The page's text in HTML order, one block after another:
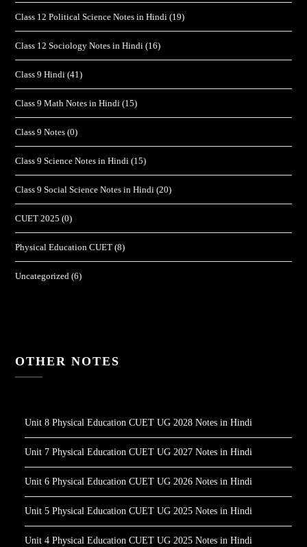
Class 12 Political Science Notes in Hindi (19)
Class 12 Sociology Notes in Hindi (16)
Class 9 Hindi (41)
Class 9 Math Notes in Hindi (15)
Class 9 Notes (0)
Class 9 Science Notes in Hindi (15)
Class 9 Social Science Notes in Hindi (20)
CUET 2025 (0)
Physical Education CUET (8)
Uncategorized (6)
OTHER NOTES
Unit 8 Physical Education CUET UG 2028 Notes in Hindi
Unit 7 Physical Education CUET UG 2027 Notes in Hindi
Unit 6 Physical Education CUET UG 2026 Notes in Hindi
Unit 5 Physical Education CUET UG 2025 Notes in Hindi
Unit 4 Physical Education CUET UG 2025 Notes in Hindi